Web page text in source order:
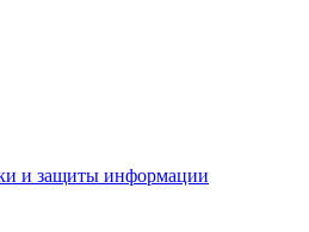
и защиты информации